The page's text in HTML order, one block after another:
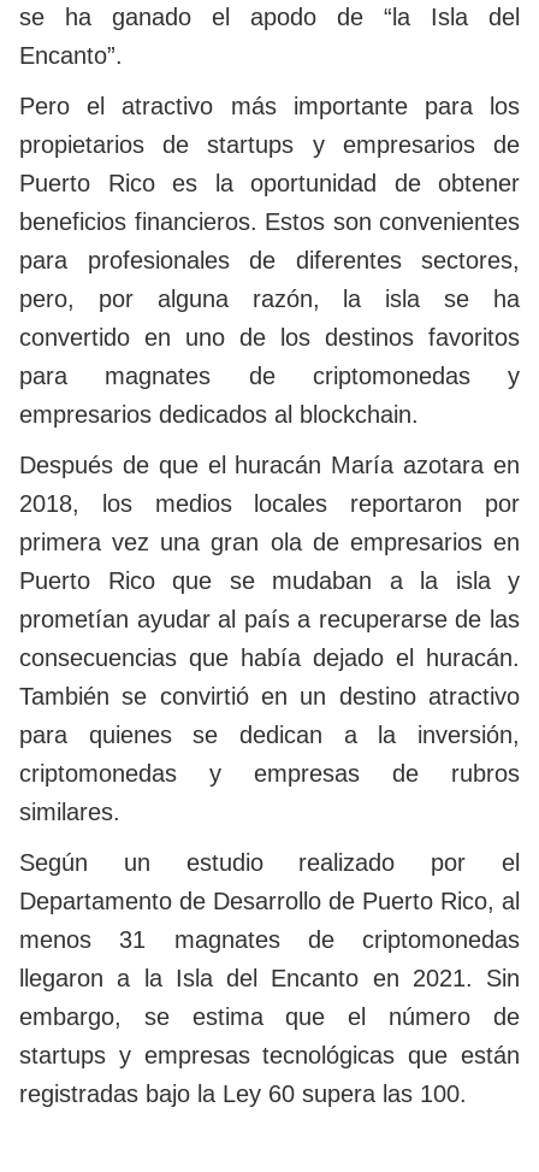
se ha ganado el apodo de “la Isla del
Encanto”.
Pero el atractivo más importante para los
propietarios de startups y empresarios de
Puerto Rico es la oportunidad de obtener
beneficios financieros. Estos son convenientes
para profesionales de diferentes sectores,
pero, por alguna razón, la isla se ha
convertido en uno de los destinos favoritos
para magnates de criptomonedas y
empresarios dedicados al blockchain.
Después de que el huracán María azotara en
2018, los medios locales reportaron por
primera vez una gran ola de empresarios en
Puerto Rico que se mudaban a la isla y
prometían ayudar al país a recuperarse de las
consecuencias que había dejado el huracán.
También se convirtió en un destino atractivo
para quienes se dedican a la inversión,
criptomonedas y empresas de rubros
similares.
Según un estudio realizado por el
Departamento de Desarrollo de Puerto Rico, al
menos 31 magnates de criptomonedas
llegaron a la Isla del Encanto en 2021. Sin
embargo, se estima que el número de
startups y empresas tecnológicas que están
registradas bajo la Ley 60 supera las 100.